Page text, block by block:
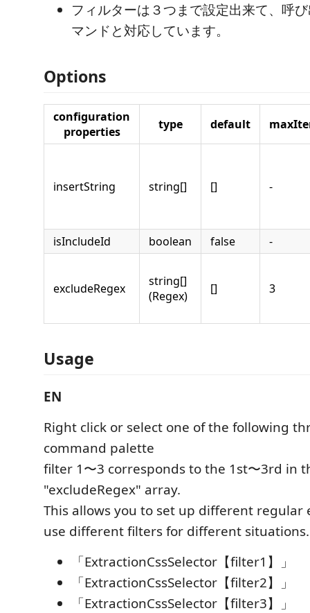
フィルターは３つまで設定出来て、呼
マンドと対応しています。
Options
configuration
properties
type default
insertString string[] [] -
isIncludeId boolean false -
excludeRegex
string[]
(Regex)
[] 3
Usage
EN
Right click or select one of the following
command palette
filter 1〜3 corresponds to the 1st〜3rd in
"excludeRegex" array.
This allows you to set up different regular
use different filters for different situations.
「ExtractionCssSelector【filter1】」
「ExtractionCssSelector【filter2】」
「ExtractionCssSelector【filter3】」